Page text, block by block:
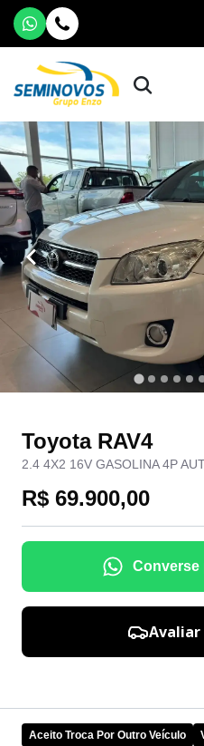
Aceito Troca Por Outro Veículo
Toyota RAV4
2.4 4X2 16V GASOLINA 4P
R$ 69.900,00
Converse
Avaliar